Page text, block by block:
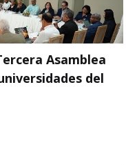
Asamblea
del